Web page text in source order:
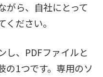
がら、自社にとって
ださい。
し、PDFファイルと
の1つです。専用のソ